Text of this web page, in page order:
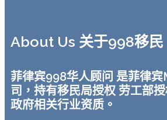
About Us 关于998移民
菲律宾998华人顾问 是菲律
司，持有移民局授权 劳工部
政府相关行业资质。